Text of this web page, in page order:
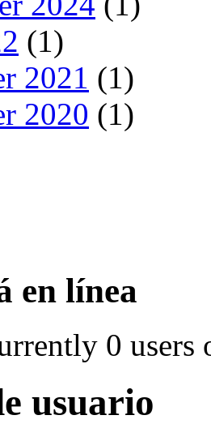
(1)
2021 (1)
2020 (1)
en línea
0 users
usuario